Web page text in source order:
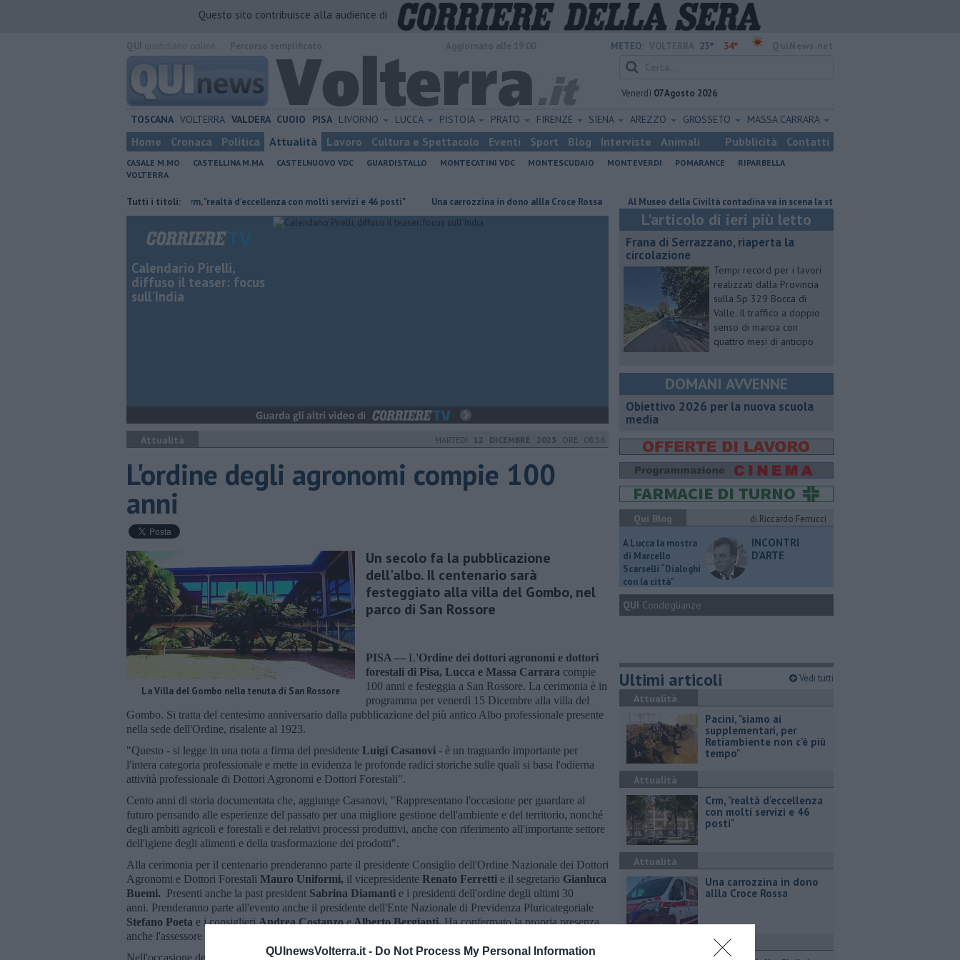
QUInewsVolterra.it - Do Not Process My Personal Information
Questo sito contribuisce alla audience di
METEO: 23° 34°
Venerdì 07 Agosto 2026
TOSCANA VOLTERRA VALDERA CUOIO PISA LIVORNO LUCCA PISTOIA PRATO FIRENZE SIENA AREZZO GROSSETO MASSA CARRARA
Home Cronaca Politica Attualità Lavoro Cultura e Spettacolo Eventi Sport Blog Interviste Animali Pubblicità Contatti
CASALE M.MO CASTELLINA M.MA CASTELNUOVO VDC GUARDISTALLO MONTECATINI VDC MONTESCUDAIO MONTEVERDI POMARANCE
RIPARBELLA
VOLTERRA
Tutti i titoli:
Crm, "realtà d'eccellenza con molti servizi e 46 posti" Una carrozzina in dono allla Croce Rossa Al Museo della Civiltà contadina va in scena la storia
Calendario Pirelli,
diffuso il teaser: focus
sull'India
Attualità MARTEDÌ 12 DICEMBRE 2023 ORE 08:56
L'ordine degli agronomi compie 100
anni
La Villa del Gombo nella tenuta di San Rossore
Un secolo fa la pubblicazione
dell'albo. Il centenario sarà
festeggiato alla villa del Gombo, nel
parco di San Rossore
PISA — L'Ordine dei dottori agronomi e dottori
forestali di Pisa, Lucca e Massa Carrara compie
100 anni e festeggia a San Rossore. La cerimonia è in
programma per venerdì 15 Dicembre alla villa del
Gombo. Si tratta del centesimo anniversario dalla pubblicazione del più antico Albo professionale presente
nella sede dell'Ordine, risalente al 1923.
"Questo - si legge in una nota a firma del presidente Luigi Casanovi - è un traguardo importante per
l'intera categoria professionale e mette in evidenza le profonde radici storiche sulle quali si basa l'odierna
attività professionale di Dottori Agronomi e Dottori Forestali".
Cento anni di storia documentata che, aggiunge Casanovi, "Rappresentano l'occasione per guardare al
futuro pensando alle esperienze del passato per una migliore gestione dell'ambiente e del territorio, nonché
degli ambiti agricoli e forestali e dei relativi processi produttivi, anche con riferimento all'importante settore
dell'igiene degli alimenti e della trasformazione dei prodotti".
Alla cerimonia per il centenario prenderanno parte il presidente Consiglio dell'Ordine Nazionale dei Dottori
Agronomi e Dottori Forestali Mauro Uniformi, il vicepresidente Renato Ferretti e il segretario Gianluca
Buemi. Presenti anche la past president Sabrina Diamanti e i presidenti dell'ordine degli ultimi 30
anni. Prenderanno parte all'evento anche il presidente dell'Ente Nazionale di Previdenza Pluricategoriale
Stefano Poeta e i consiglieriAndrea CostanzoeAlberto Bergianti.Ha confermato la propria presenza
anche l'assessore regionale all'agricoltura
Nell'occasione della cerimonia, saranno consegnati gli attestati di benemerenza agli iscritti all'Ordine di Pisa
L'articolo di ieri più letto
Frana di Serrazzano, riaperta la
circolazione
Tempi record per i lavori
realizzati dalla Provincia
sulla Sp 329 Bocca di
Valle. Il traffico a doppio
senso di marcia con
quattro mesi di anticipo
DOMANI AVVENNE
Obiettivo 2026 per la nuova scuola
media
Qui Blog
di Riccardo Ferrucci
A Lucca la mostra
di Marcello
Scarselli “Dialoghi
con la città"
INCONTRI
D'ARTE
QUI Condoglianze
Ultimi articoli Vedi tutti
Attualità
Pacini, "siamo ai
supplementari, per
Retiambiente non c'è più
tempo"
Attualità
Crm, "realtà d'eccellenza
con molti servizi e 46
posti"
Attualità
Una carrozzina in dono
allla Croce Rossa